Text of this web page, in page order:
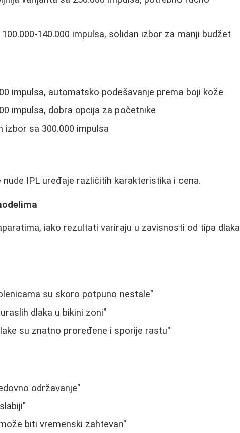
140.000 impulsa, solidan izbor za manji budžet
impulsa, automatsko podešavanje prema boji kože
impulsa, dobra opcija za početnike
izbor sa 300.000 impulsa
IPL uređaje različitih karakteristika i cena.
iako rezultati variraju u zavisnosti od tipa dlaka
su skoro potpuno nestale"
dlaka u bikini zoni"
su znatno proređene i sporije rastu"
održavanje"
biti vremenski zahtevan"